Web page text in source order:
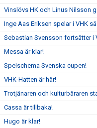
Vinslövs HK och Linus Nilsson
Inge Aas Eriksen spelar i VHK
Sebastian Svensson fortsätter i
Messa är klar!
Spelschema Svenska cupen!
VHK-Hatten är här!
Trotjänaren och kulturbäraren
Cassa är tillbaka!
Hugo är klar!